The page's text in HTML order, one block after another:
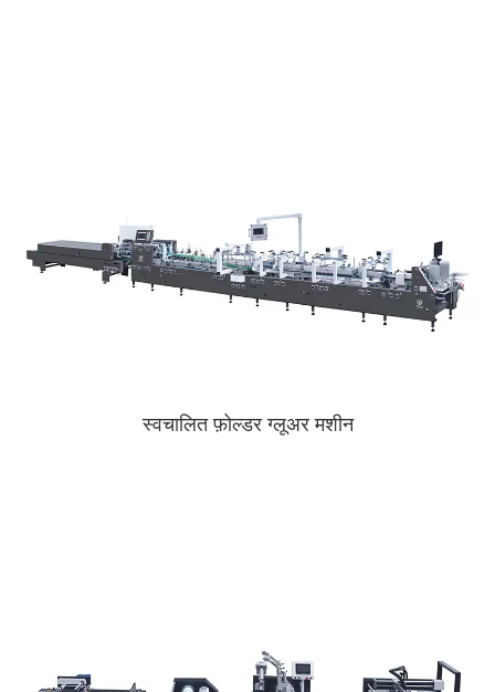
स्वचालित फ़ोल्डर ग्लूअर मशीन